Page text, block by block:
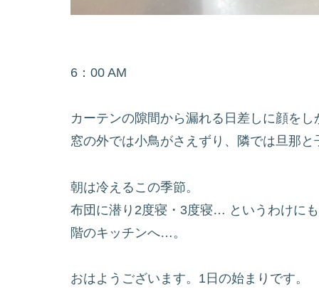
6：00 AM
カーテンの隙間から漏れる日差しに顔を
窓の外では小鳥がさえずり、隣では旦那
朝は冷えるこの季節。
布団に潜り2度寝・3度寝… というわけに
階のキッチンへ…。
おはようございます。1日の始まりです。